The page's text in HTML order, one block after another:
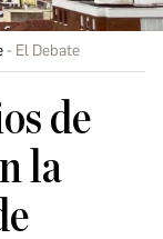
El Debate
de
la